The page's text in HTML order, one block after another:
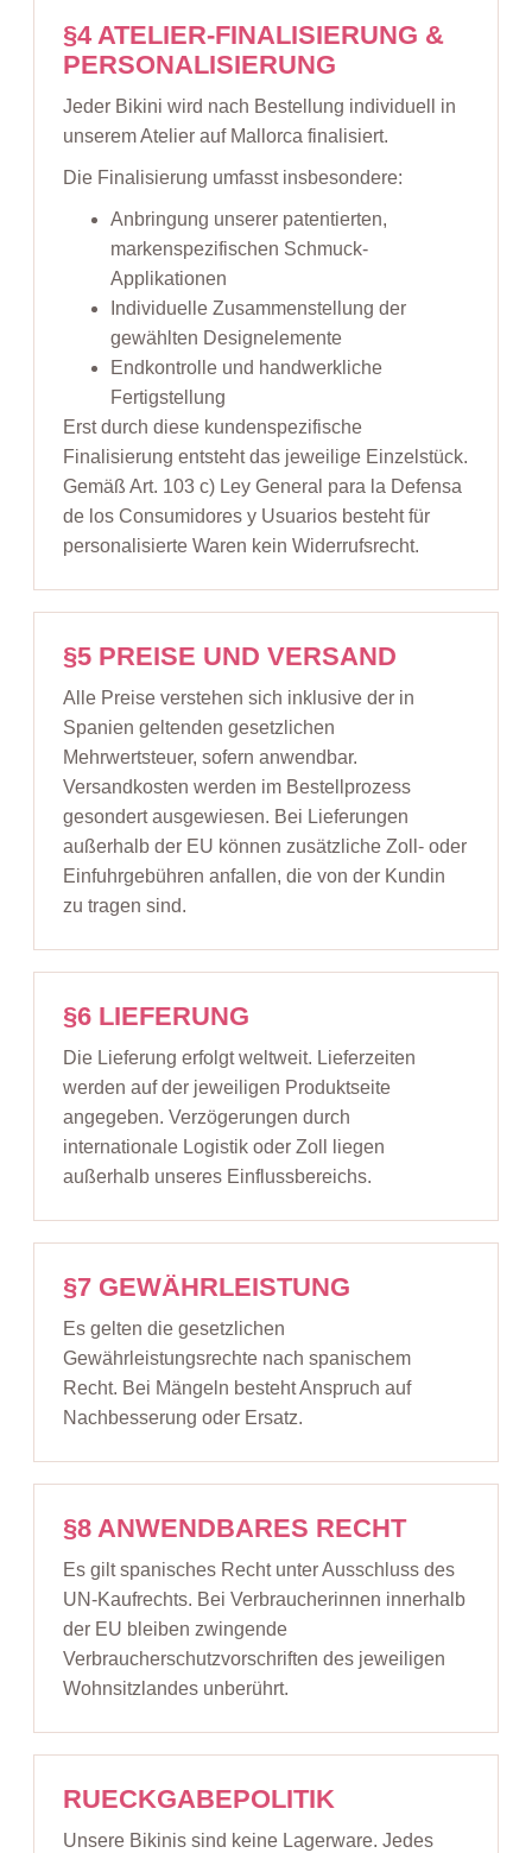
§4 ATELIER-FINALISIERUNG &
PERSONALISIERUNG
Jeder Bikini wird nach Bestellung individuell in
unserem Atelier auf Mallorca finalisiert.
Die Finalisierung umfasst insbesondere:
Anbringung unserer patentierten,
markenspezifischen Schmuck-
Applikationen
Individuelle Zusammenstellung der
gewählten Designelemente
Endkontrolle und handwerkliche
Fertigstellung
Erst durch diese kundenspezifische
Finalisierung entsteht das jeweilige Einzelstück.
Gemäß Art. 103 c) Ley General para la Defensa
de los Consumidores y Usuarios besteht für
personalisierte Waren kein Widerrufsrecht.
§5 PREISE UND VERSAND
Alle Preise verstehen sich inklusive der in
Spanien geltenden gesetzlichen
Mehrwertsteuer, sofern anwendbar.
Versandkosten werden im Bestellprozess
gesondert ausgewiesen. Bei Lieferungen
außerhalb der EU können zusätzliche Zoll- oder
Einfuhrgebühren anfallen, die von der Kundin
zu tragen sind.
§6 LIEFERUNG
Die Lieferung erfolgt weltweit. Lieferzeiten
werden auf der jeweiligen Produktseite
angegeben. Verzögerungen durch
internationale Logistik oder Zoll liegen
außerhalb unseres Einflussbereichs.
§7 GEWÄHRLEISTUNG
Es gelten die gesetzlichen
Gewährleistungsrechte nach spanischem
Recht. Bei Mängeln besteht Anspruch auf
Nachbesserung oder Ersatz.
§8 ANWENDBARES RECHT
Es gilt spanisches Recht unter Ausschluss des
UN-Kaufrechts. Bei Verbraucherinnen innerhalb
der EU bleiben zwingende
Verbraucherschutzvorschriften des jeweiligen
Wohnsitzlandes unberührt.
RUECKGABEPOLITIK
Unsere Bikinis sind keine Lagerware. Jedes